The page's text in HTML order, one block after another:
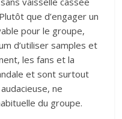
que d’engager un
pour le groupe,
d’utiliser samples et
les fans et la
et sont surtout
ne
du groupe.